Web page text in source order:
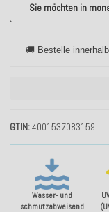
Wasser- und
schmutzabweisend
GTIN 4001537083159
Sie möchten in
🚚 Bestelle